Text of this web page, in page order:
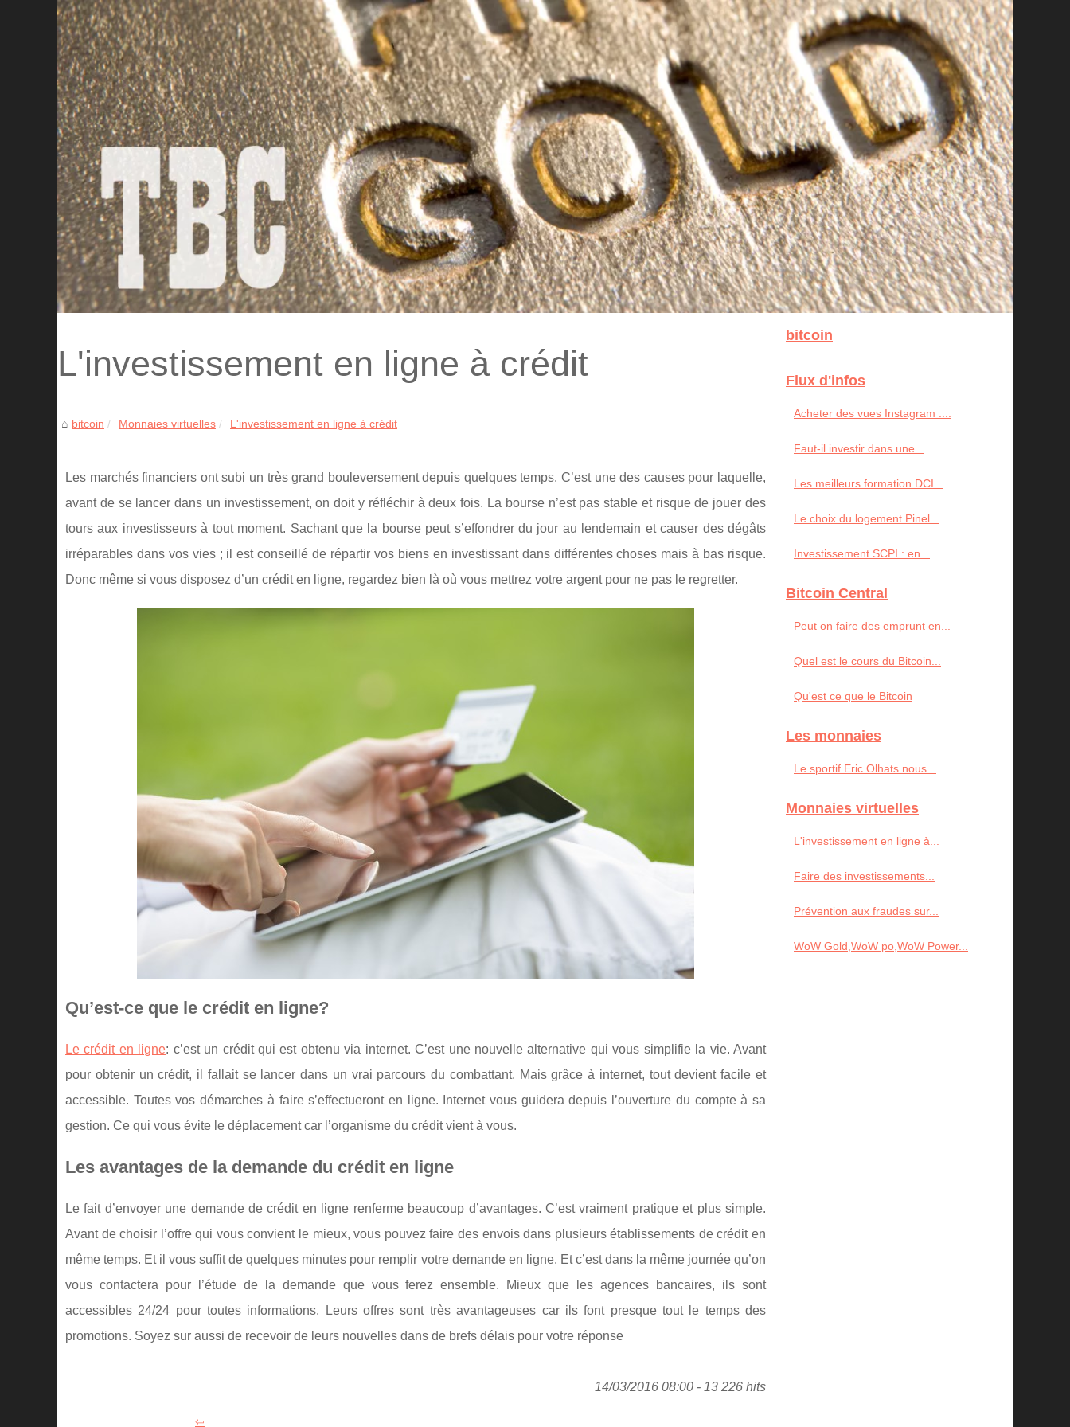
L'investissement en ligne à crédit
bitcoin Monnaies virtuelles L'investissement en ligne à crédit
Les marchés financiers ont subi un très grand bouleversement depuis quelques temps. C’est une des causes pour laquelle,
avant de se lancer dans un investissement, on doit y réfléchir à deux fois. La bourse n’est pas stable et risque de jouer des
tours aux investisseurs à tout moment. Sachant que la bourse peut s’effondrer du jour au lendemain et causer des dégâts
irréparables dans vos vies ; il est conseillé de répartir vos biens en investissant dans différentes choses mais à bas risque.
Donc même si vous disposez d’un crédit en ligne, regardez bien là où vous mettrez votre argent pour ne pas le regretter.
Qu’est-ce que le crédit en ligne?
Le crédit en ligne: c’est un crédit qui est obtenu via internet. C’est une nouvelle alternative qui vous simplifie la vie. Avant
pour obtenir un crédit, il fallait se lancer dans un vrai parcours du combattant. Mais grâce à internet, tout devient facile et
accessible. Toutes vos démarches à faire s’effectueront en ligne. Internet vous guidera depuis l’ouverture du compte à sa
gestion. Ce qui vous évite le déplacement car l’organisme du crédit vient à vous.
Les avantages de la demande du crédit en ligne
Le fait d’envoyer une demande de crédit en ligne renferme beaucoup d’avantages. C’est vraiment pratique et plus simple.
Avant de choisir l’offre qui vous convient le mieux, vous pouvez faire des envois dans plusieurs établissements de crédit en
même temps. Et il vous suffit de quelques minutes pour remplir votre demande en ligne. Et c’est dans la même journée qu’on
vous contactera pour l’étude de la demande que vous ferez ensemble. Mieux que les agences bancaires, ils sont
accessibles 24/24 pour toutes informations. Leurs offres sont très avantageuses car ils font presque tout le temps des
promotions. Soyez sur aussi de recevoir de leurs nouvelles dans de brefs délais pour votre réponse
14/03/2016 08:00 - 13 226 hits
bitcoin
Flux d'infos
Acheter des vues Instagram :...
Faut-il investir dans une...
Les meilleurs formation DCI...
Le choix du logement Pinel...
Investissement SCPI : en...
Bitcoin Central
Peut on faire des emprunt en...
Quel est le cours du Bitcoin...
Qu'est ce que le Bitcoin
Les monnaies
Le sportif Eric Olhats nous...
Monnaies virtuelles
L'investissement en ligne à...
Faire des investissements...
Prévention aux fraudes sur...
WoW Gold,WoW po,WoW Power...